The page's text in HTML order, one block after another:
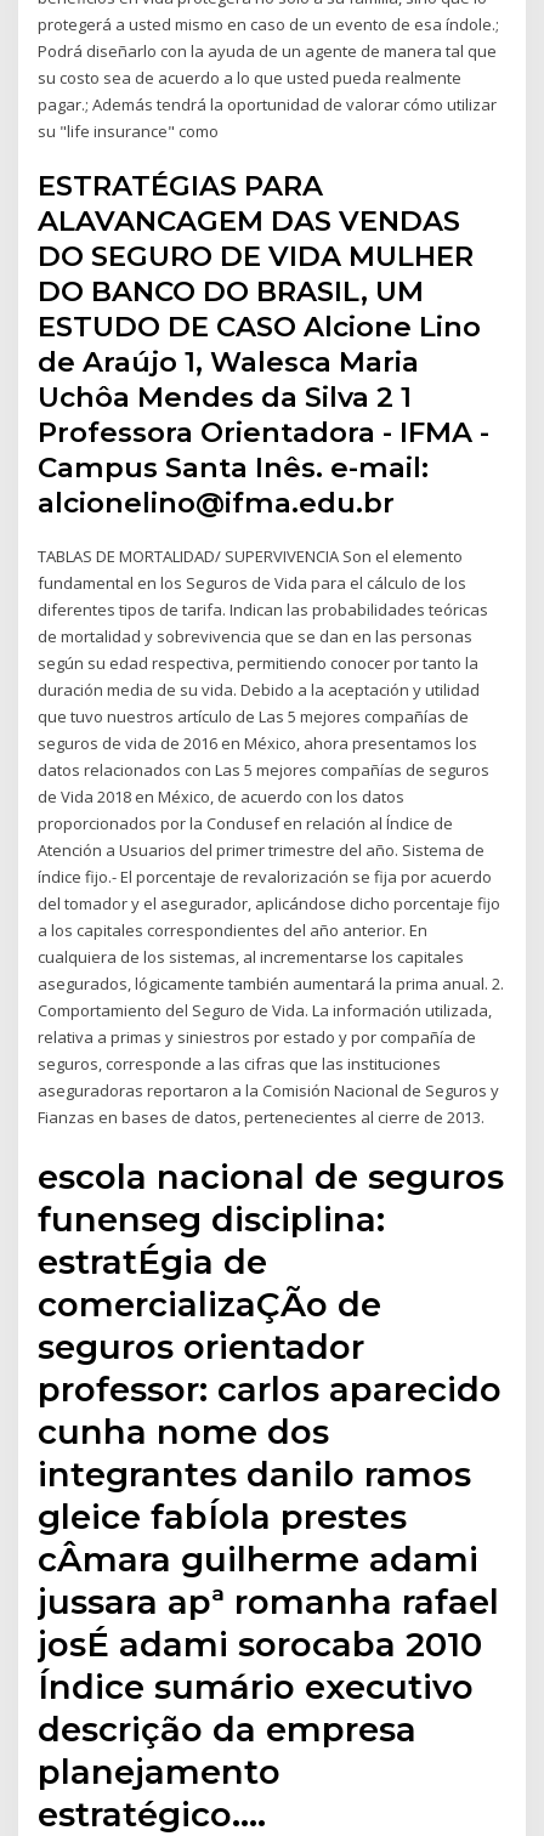
protegerá a usted mismo en caso de un evento de esa índole.;
Podrá diseñarlo con la ayuda de un agente de manera tal que
su costo sea de acuerdo a lo que usted pueda realmente
pagar.; Además tendrá la oportunidad de valorar cómo utilizar
su "life insurance" como
ESTRATÉGIAS PARA
ALAVANCAGEM DAS VENDAS
DO SEGURO DE VIDA MULHER
DO BANCO DO BRASIL, UM
ESTUDO DE CASO Alcione Lino
de Araújo 1, Walesca Maria
Uchôa Mendes da Silva 2 1
Professora Orientadora - IFMA -
Campus Santa Inês. e-mail:
alcionelino@ifma.edu.br
TABLAS DE MORTALIDAD/ SUPERVIVENCIA Son el elemento
fundamental en los Seguros de Vida para el cálculo de los
diferentes tipos de tarifa. Indican las probabilidades teóricas
de mortalidad y sobrevivencia que se dan en las personas
según su edad respectiva, permitiendo conocer por tanto la
duración media de su vida. Debido a la aceptación y utilidad
que tuvo nuestros artículo de Las 5 mejores compañías de
seguros de vida de 2016 en México, ahora presentamos los
datos relacionados con Las 5 mejores compañías de seguros
de Vida 2018 en México, de acuerdo con los datos
proporcionados por la Condusef en relación al Índice de
Atención a Usuarios del primer trimestre del año. Sistema de
índice fijo.- El porcentaje de revalorización se fija por acuerdo
del tomador y el asegurador, aplicándose dicho porcentaje fijo
a los capitales correspondientes del año anterior. En
cualquiera de los sistemas, al incrementarse los capitales
asegurados, lógicamente también aumentará la prima anual. 2.
Comportamiento del Seguro de Vida. La información utilizada,
relativa a primas y siniestros por estado y por compañía de
seguros, corresponde a las cifras que las instituciones
aseguradoras reportaron a la Comisión Nacional de Seguros y
Fianzas en bases de datos, pertenecientes al cierre de 2013.
escola nacional de seguros
funenseg disciplina:
estratÉgia de
comercializaÇÃo de
seguros orientador
professor: carlos aparecido
cunha nome dos
integrantes danilo ramos
gleice fabÍola prestes
cÂmara guilherme adami
jussara apª romanha rafael
josÉ adami sorocaba 2010
Índice sumário executivo
descrição da empresa
planejamento
estratégico….